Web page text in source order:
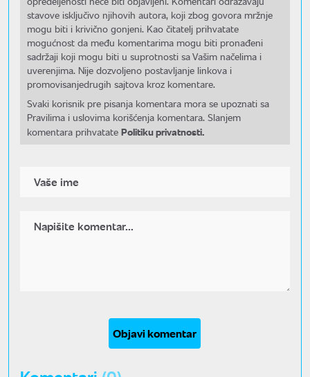
stavove isključivo njihovih autora, koji zbog govora mržnje
mogu biti i krivično gonjeni. Kao čitatelj prihvatate
mogućnost da među komentarima mogu biti pronađeni
sadržaji koji mogu biti u suprotnosti sa Vašim načelima i
uverenjima. Nije dozvoljeno postavljanje linkova i
promovisanjedrugih sajtova kroz komentare.
Svaki korisnik pre pisanja komentara mora se upoznati sa
Pravilima i uslovima korišćenja komentara. Slanjem
komentara prihvatate Politiku privatnosti.
Objavi komentar